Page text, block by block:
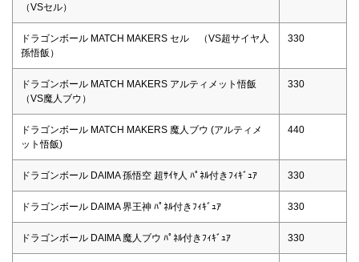
（VSセル）
ドラゴンボール MATCH MAKERS セル （VS超サイヤ人
孫悟飯）
330
ドラゴンボール MATCH MAKERS アルティメット悟飯
（VS魔人ブウ）
330
ドラゴンボール MATCH MAKERS 魔人ブウ (アルティメ
ット悟飯)
440
ドラゴンボール DAIMA 孫悟空 超ｻｲﾔ人 ﾊﾟﾈﾙ付きﾌｨｷﾞｭｱ 330
ドラゴンボール DAIMA 界王神 ﾊﾟﾈﾙ付きﾌｨｷﾞｭｱ 330
ドラゴンボール DAIMA 魔人ブウ ﾊﾟﾈﾙ付きﾌｨｷﾞｭｱ 330